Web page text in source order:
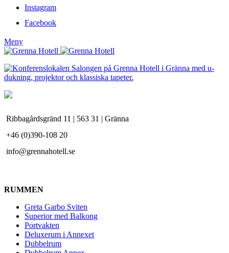
Instagram
Facebook
Meny
Ribbagårdsgränd 11 | 563 31 | Gränna
+46 (0)390-108 20
info@grennahotell.se
RUMMEN
Greta Garbo Sviten
Superior med Balkong
Portvakten
Deluxerum i Annexet
Dubbelrum